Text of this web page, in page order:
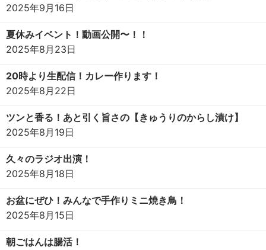
2025年9月16日
夏休みイベント！動画公開〜！！
2025年8月23日
20時より生配信！カレー作ります！
2025年8月22日
ツンと香る！あと引く旨さの【きゅうりのからし漬け】
2025年8月19日
久々のラジオ出演！
2025年8月18日
お盆にぜひ！みんなで手作りミニ焼き鳥！
2025年8月15日
朝ごはんは腸活！